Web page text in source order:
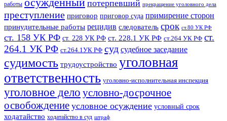
работы
потерпевший прекращение уголовного дела
преступление приговор приговор суда примирение сторон
принудительные работы рецидив следователь срок ст.80 УК РФ
ст. 158 УК РФ ст. 228 УК РФ ст. 228.1 УК РФ ст.264 УК РФ ст.
264.1 УК РФ ст.264.1УК РФ суд судебное заседание
судимость трудоустройство уголовная
ответственность уголовно-исполнительная инспекция
уголовное дело условно-досрочное
освобождение условное осуждение условный срок
ходатайство ходатайство в суд штраф